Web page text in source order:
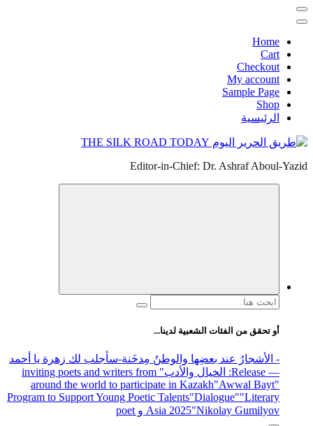
Home
Cart
Checkout
My account
Sample Page
Shop
الرئيسية
Editor-in-Chief: Dr. Ashraf Aboul-Yazid
البحث
أو تحقق من الفئات الشعبية لدينا...
- الأشجارُ عند بعضِها والوطنُ مِدخَنة-سأجلب لك زهرة يا أحمد
— Release
: الخيال والأدب
" inviting poets and writers from
around the world to participate in Kazakh"Awwal Bayt"
Program to Support Young Poetic Talents"Dialogue""Literary
Asia 2025"Nikolay Gumilyov و poet